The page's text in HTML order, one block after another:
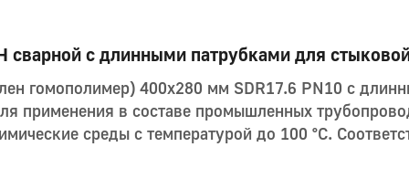
сварной с длинными патрубками для
гомополимер) 400x280 мм SDR17.6 PN10 с
применения в составе промышленных
среды с температурой до 100 °С.